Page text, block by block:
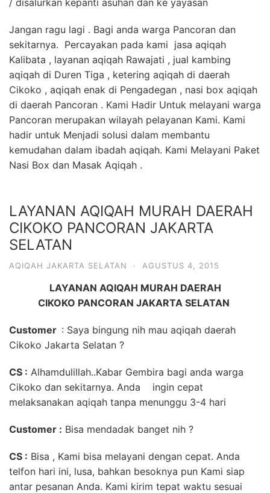
/ disalurkan kepanti asuhan dan ke yayasan
Jangan ragu lagi . Bagi anda warga Pancoran dan
sekitarnya. Percayakan pada kami jasa aqiqah
Kalibata , layanan aqiqah Rawajati , jual kambing
aqiqah di Duren Tiga , ketering aqiqah di daerah
Cikoko , aqiqah enak di Pengadegan , nasi box aqiqah
di daerah Pancoran . Kami Hadir Untuk melayani warga
Pancoran merupakan wilayah pelayanan Kami. Kami
hadir untuk Menjadi solusi dalam membantu
kemudahan dalam ibadah aqiqah. Kami Melayani Paket
Nasi Box dan Masak Aqiqah .
LAYANAN AQIQAH MURAH DAERAH
CIKOKO PANCORAN JAKARTA
SELATAN
AQIQAH JAKARTA SELATAN · AGUSTUS 4, 2015
LAYANAN AQIQAH MURAH DAERAH
CIKOKO PANCORAN JAKARTA SELATAN
Customer : Saya bingung nih mau aqiqah daerah
Cikoko Jakarta Selatan ?
CS : Alhamdulillah..Kabar Gembira bagi anda warga
Cikoko dan sekitarnya. Anda ingin cepat
melaksanakan aqiqah tanpa menunggu 3-4 hari
Customer : Bisa mendadak banget nih ?
CS : Bisa , Kami bisa melayani dengan cepat. Anda
telfon hari ini, lusa, bahkan besoknya pun Kami siap
antar pesanan Anda. Kami kirim tepat waktu sesuai